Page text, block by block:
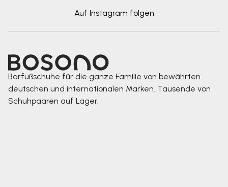
Auf Instagram folgen
Barfußschuhe für die ganze Familie von bewährten
deutschen und internationalen Marken. Tausende von
Schuhpaaren auf Lager.